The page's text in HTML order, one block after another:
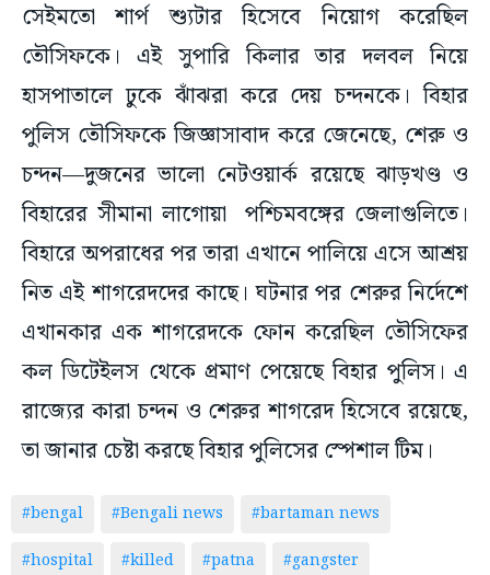
সেইমতো শার্প শ্যুটার হিসেবে নিয়োগ করেছিল
তৌসিফকে। এই সুপারি কিলার তার দলবল নিয়ে
হাসপাতালে ঢুকে ঝাঁঝরা করে দেয় চন্দনকে। বিহার
পুলিস তৌসিফকে জিজ্ঞাসাবাদ করে জেনেছে, শেরু ও
চন্দন—দুজনের ভালো নেটওয়ার্ক রয়েছে ঝাড়খণ্ড ও
বিহারের সীমানা লাগোয়া পশ্চিমবঙ্গের জেলাগুলিতে।
বিহারে অপরাধের পর তারা এখানে পালিয়ে এসে আশ্রয়
নিত এই শাগরেদদের কাছে। ঘটনার পর শেরুর নির্দেশে
এখানকার এক শাগরেদকে ফোন করেছিল তৌসিফের
কল ডিটেইলস থেকে প্রমাণ পেয়েছে বিহার পুলিস। এ
রাজ্যের কারা চন্দন ও শেরুর শাগরেদ হিসেবে রয়েছে,
তা জানার চেষ্টা করছে বিহার পুলিসের স্পেশাল টিম।
#bengal #Bengali news
#bartaman news
#hospital
#killed #patna #gangster